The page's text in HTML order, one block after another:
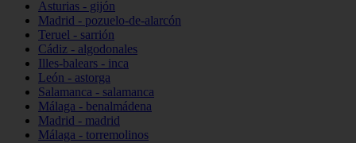
Asturias - gijón
Madrid - pozuelo-de-alarcón
Teruel - sarrión
Cádiz - algodonales
Illes-balears - inca
León - astorga
Salamanca - salamanca
Málaga - benalmádena
Madrid - madrid
Málaga - torremolinos